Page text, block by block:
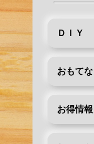
ＤＩＹ
おもて
お得情報